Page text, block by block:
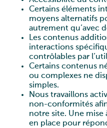
Certains éléments
moyens alternatifs
autrement qu’avec
Les contenus
interactions
contrôlables par
Certains contenus
ou complexes ne
simples.
Nous travaillons
non-conformités
notre site. Une mise
en place pour